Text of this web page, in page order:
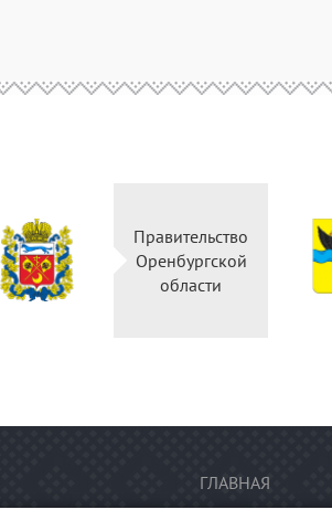
Правительство
Оренбургской
области
ГЛАВНАЯ